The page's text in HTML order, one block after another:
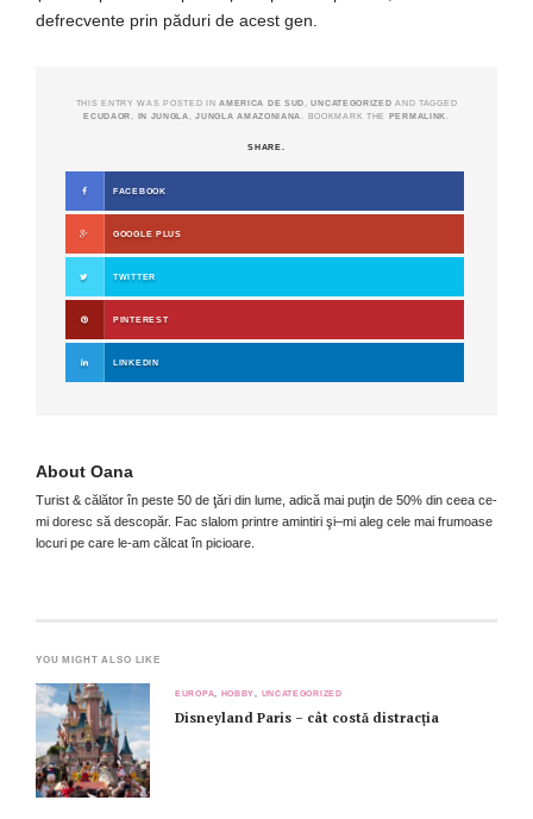
defrecvente prin păduri de acest gen.
THIS ENTRY WAS POSTED INAMERICA DE SUD,UNCATEGORIZED AND TAGGED
ECUDAOR, IN JUNGLA,JUNGLA AMAZONIANA. BOOKMARK THE PERMALINK.
SHARE.
FACEBOOK
GOOGLE PLUS
TWITTER
PINTEREST
LINKEDIN
About Oana
Turist & călător în peste 50 de ţări din lume, adică mai puţin de 50% din ceea ce-
mi doresc să descopăr. Fac slalom printre amintiri şi–mi aleg cele mai frumoase
locuri pe care le-am călcat în picioare.
YOU MIGHT ALSO LIKE
EUROPA, HOBBY, UNCATEGORIZED
Disneyland Paris – cât costă distracția